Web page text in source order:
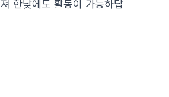
한낮에도 활동이 가능하답